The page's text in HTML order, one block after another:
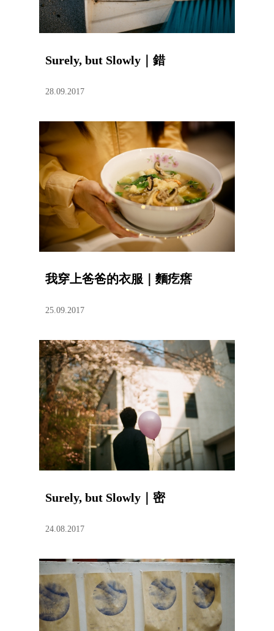
Surely, but Slowly｜錯
28.09.2017
我穿上爸爸的衣服｜麵疙瘩
25.09.2017
Surely, but Slowly｜密
24.08.2017